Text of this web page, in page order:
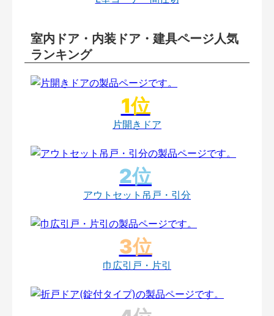
室内ドア・内装ドア・建具ページ人気
ランキング
片開きドア
アウトセット吊戸・引分
巾広引戸・片引